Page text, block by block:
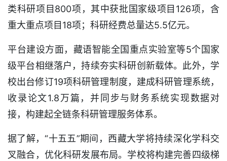
类科研项目800项，其中获批国家级项目126项，含
重大重点项目18项；科研经费总量达5.5亿元。
平台建设方面，藏语智能全国重点实验室等5个国家
级平台相继落户，持续夯实科研创新载体。此外，学
校出台修订19项科研管理制度，建成科研管理系统，
收录论文1.8万篇，并同步与财务系统实现数据对
接，构建起全链条科研管理服务体系。
据了解，“十五五”期间，西藏大学将持续深化学科交
叉融合，优化科研发展布局。学校将构建完善四级梯